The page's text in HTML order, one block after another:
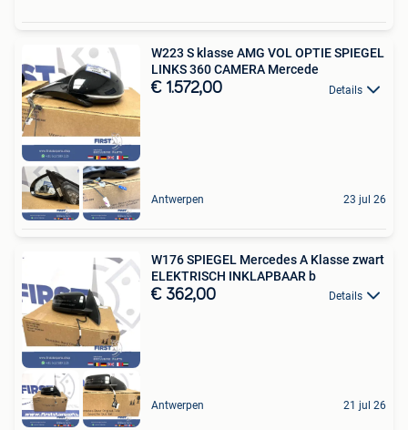
W223 S klasse AMG VOL OPTIE SPIEGEL
LINKS 360 CAMERA Mercede
€ 1.572,00 Details
Antwerpen 23 jul 26
W176 SPIEGEL Mercedes A Klasse zwart
ELEKTRISCH INKLAPBAAR b
€ 362,00 Details
Antwerpen 21 jul 26